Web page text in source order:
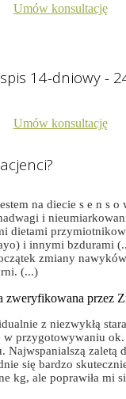
Umów konsultację
14-dniowy -
Umów konsultację
na diecie s e n s o
i
dietami
i innymi bzdurami
zmiany
(...)
zweryfikowana przez
z niezwykłą
w przygotowywaniu
Najwspanialszą zaletą
się bardzo
kg, ale poprawiła mi